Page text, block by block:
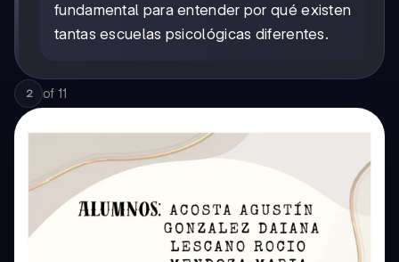
fundamental para entender por qué existen
tantas escuelas psicológicas diferentes.
2 of 11